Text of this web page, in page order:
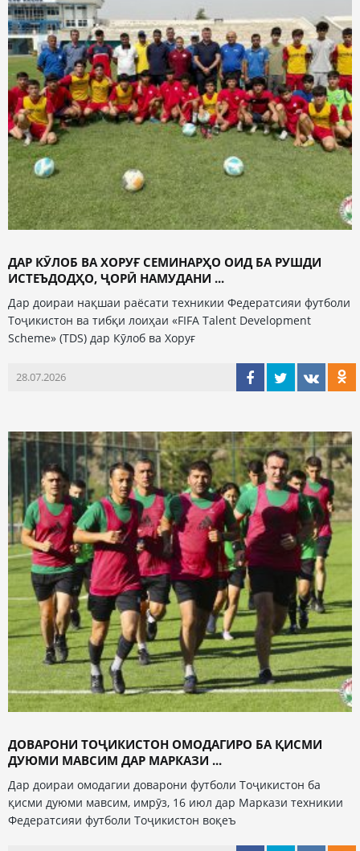
ДАР КӮЛОБ ВА ХОРУҒ СЕМИНАРҲО ОИД БА РУШДИ
ИСТЕЪДОДҲО, ҶОРӢ НАМУДАНИ ...
Дар доираи нақшаи раёсати техникии Федератсияи футболи
Тоҷикистон ва тибқи лоиҳаи «FIFA Talent Development
Scheme» (TDS) дар Кӯлоб ва Хоруғ
28.07.2026
ДОВАРОНИ ТОҶИКИСТОН ОМОДАГИРО БА ҚИСМИ
ДУЮМИ МАВСИМ ДАР МАРКАЗИ ...
Дар доираи омодагии доварони футболи Тоҷикистон ба
қисми дуюми мавсим, имрӯз, 16 июл дар Маркази техникии
Федератсияи футболи Тоҷикистон воқеъ